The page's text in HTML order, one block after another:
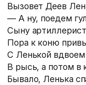
Вызовет Деев
— А ну, поедем
Сыну
Пора к коню
С Ленькой вдвоем
В рысь, а потом в
Бывало, Ленька